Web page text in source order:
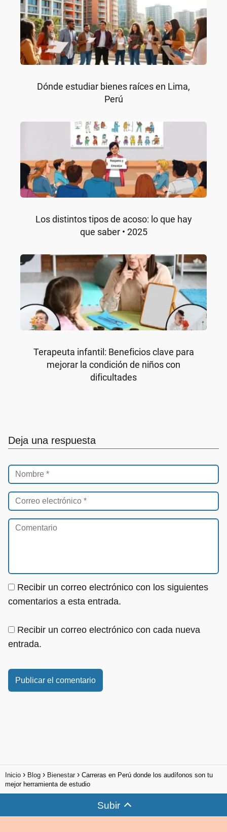
Dónde estudiar bienes raíces en Lima,
Perú
Los distintos tipos de acoso: lo que hay
que saber • 2025
Terapeuta infantil: Beneficios clave para
mejorar la condición de niños con
dificultades
Deja una respuesta
Recibir un correo electrónico con los siguientes
comentarios a esta entrada.
Recibir un correo electrónico con cada nueva
entrada.
Inicio Blog Bienestar
Carreras en Perú donde los audífonos son tu
mejor herramienta de estudio
Subir